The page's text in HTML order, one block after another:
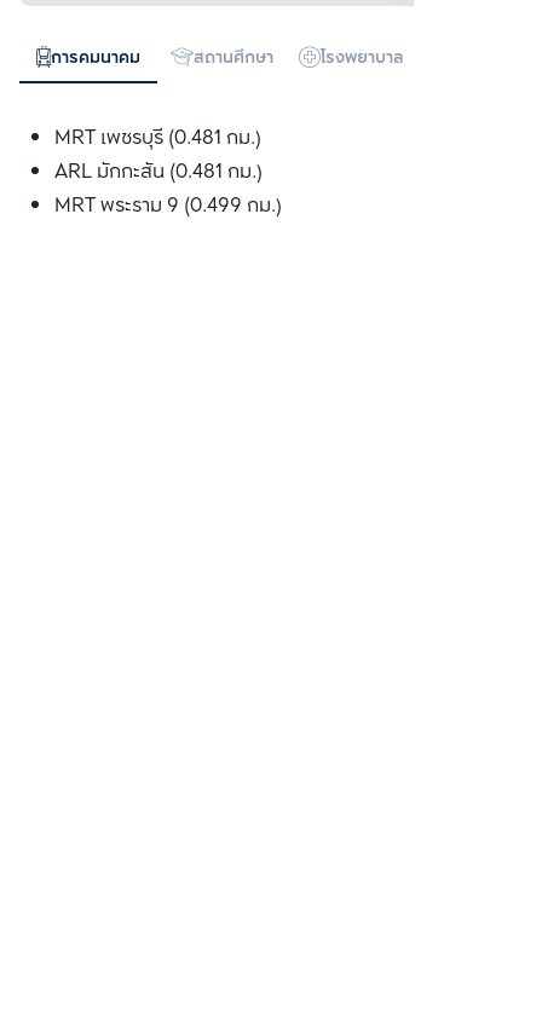
การคมนาคม สถานศึกษา โรงพยาบาล
MRT เพชรบุรี (0.481 กม.)
ARL มักกะสัน (0.481 กม.)
MRT พระราม 9 (0.499 กม.)